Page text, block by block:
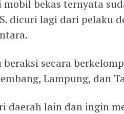
bekas ternyata
dicuri lagi dari pelaku
secara
Lampung, dan
daerah lain dan ingin